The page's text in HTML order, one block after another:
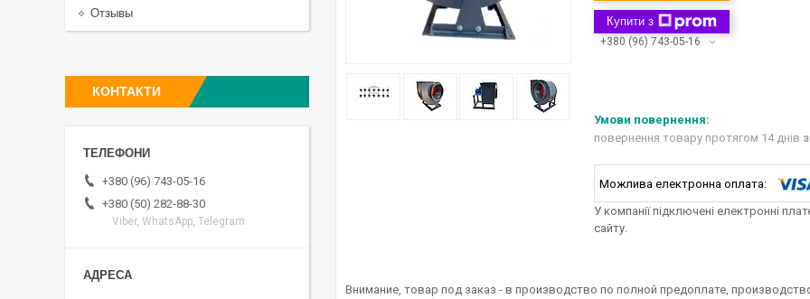
Купити з
+380 (96) 743-05-16
повернення товару протягом 14 днів
У компанії підключені електронні
сайту.
Внимание, товар под заказ - в производство по полной предоплате,
Отзывы
КОНТАКТИ
+380 (96) 743-05-16
+380 (50) 282-88-30
Viber, WhatsApp, Telegram